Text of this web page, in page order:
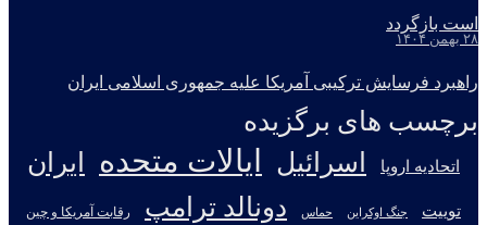
است بازگردد
۲۸ بهمن ۱۴۰۴
راهبرد فرسایش ترکیبی آمریکا علیه جمهوری اسلامی ایران
برچسب های برگزیده
اتحادیه اروپا اسرائیل ایالات متحده ایران
توییت جنگ اوکراین حماس دونالد ترامپ رقابت آمریکا و چین